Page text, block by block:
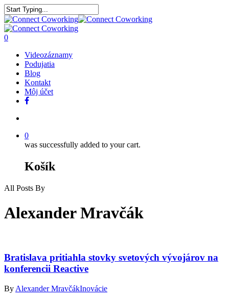
0
Videozáznamy
Podujatia
Blog
Kontakt
Môj účet
0
was successfully added to your cart.
Košík
All Posts By
Alexander Mravčák
Bratislava pritiahla stovky svetových vývojárov na
konferencii Reactive
By Alexander MravčákInovácie